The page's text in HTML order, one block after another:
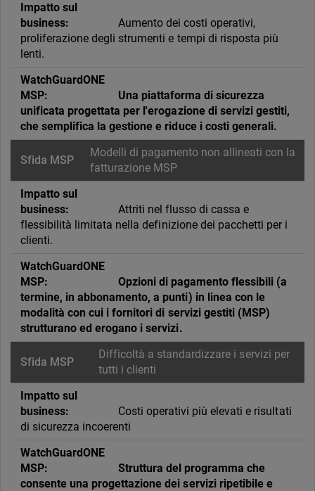
Aumento dei costi operativi,
proliferazione degli strumenti e tempi di risposta più
lenti.
Una piattaforma di sicurezza
unificata progettata per l'erogazione di servizi gestiti,
che semplifica la gestione e riduce i costi generali.
Modelli di pagamento non allineati con la
fatturazione MSP
Attriti nel flusso di cassa e
flessibilità limitata nella definizione dei pacchetti per i
clienti.
Opzioni di pagamento flessibili (a
termine, in abbonamento, a punti) in linea con le
modalità con cui i fornitori di servizi gestiti (MSP)
strutturano ed erogano i servizi.
Difficoltà a standardizzare i servizi per
tutti i clienti
Costi operativi più elevati e risultati
di sicurezza incoerenti
Struttura del programma che
consente una progettazione dei servizi ripetibile e